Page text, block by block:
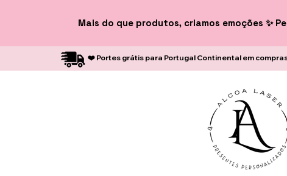
Mais do que produtos, criamos emoções ✨
❤️ Portes grátis para Portugal Continental em